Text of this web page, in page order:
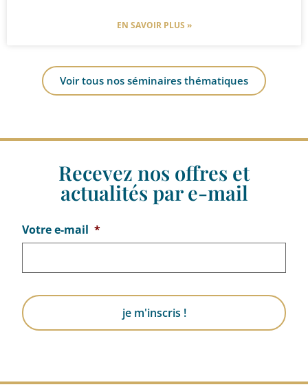
EN SAVOIR PLUS »
Voir tous nos séminaires thématiques
Recevez nos offres et
actualités par e-mail
Votre e-mail *